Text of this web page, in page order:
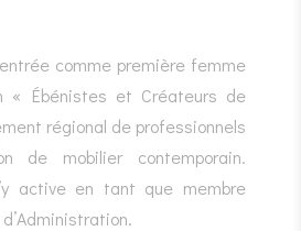
comme première femme
« Ébénistes et Créateurs de
régional de professionnels
de mobilier contemporain.
active en tant que membre